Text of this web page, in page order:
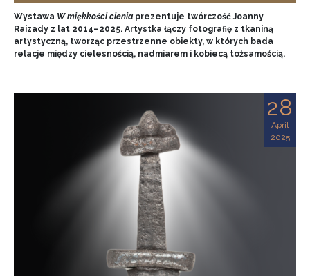
Wystawa W miękkości cieniaprezentuje twórczość Joanny
Raizady z lat 2014–2025. Artystka łączy fotografię z tkaniną
artystyczną, tworząc przestrzenne obiekty, w których bada
relacje między cielesnością, nadmiarem i kobiecą tożsamością.
28
April
2025